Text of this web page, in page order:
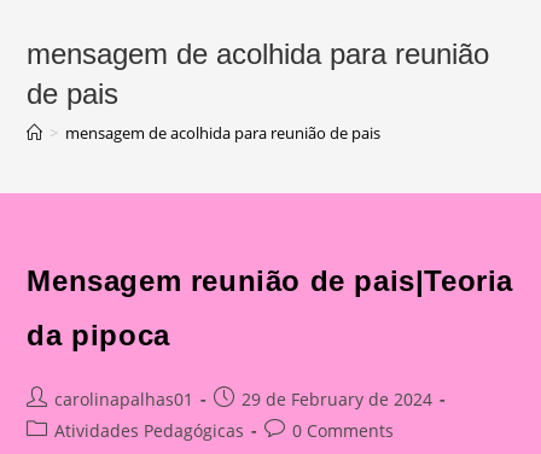
mensagem de acolhida para reunião
de pais
> mensagem de acolhida para reunião de pais
Mensagem reunião de pais|Teoria
da pipoca
Post
author:
carolinapalhas01
Post
published:
29 de February de 2024
PostAtividades Pedagógicas
Post0 Comments